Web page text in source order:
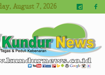
August 7, 2026